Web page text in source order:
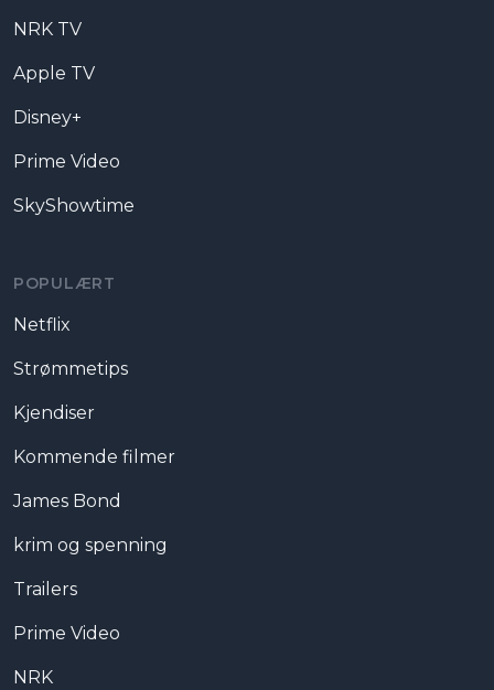
NRK TV
Apple TV
Disney+
Prime Video
SkyShowtime
POPULÆRT
Netflix
Strømmetips
Kjendiser
Kommende filmer
James Bond
krim og spenning
Trailers
Prime Video
NRK